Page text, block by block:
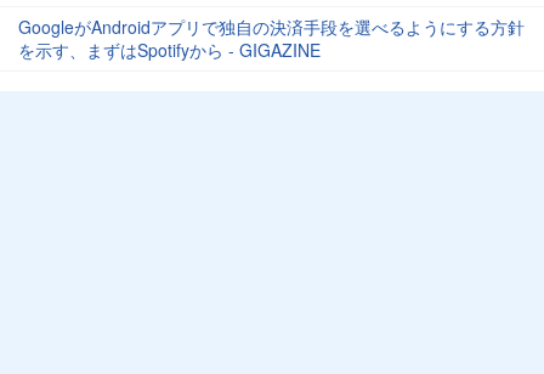
GoogleがAndroidアプリで独自の決済手段を選べるようにする方針
を示す、まずはSpotifyから - GIGAZINE